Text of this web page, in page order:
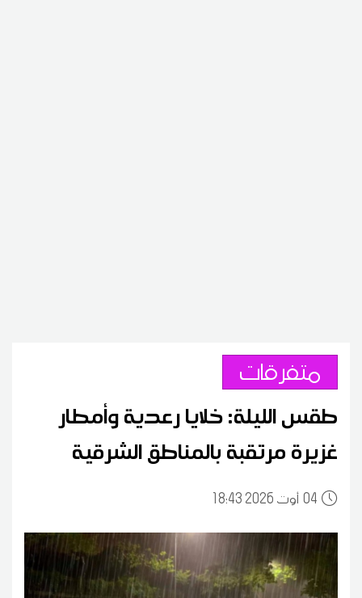
متفرقات
طقس الليلة: خلايا رعدية وأمطار
غزيرة مرتقبة بالمناطق الشرقية
0418:43 2026 أوت